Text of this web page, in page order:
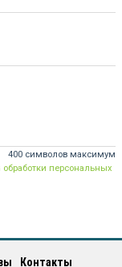
400 символов максимум
персональных
Контакты